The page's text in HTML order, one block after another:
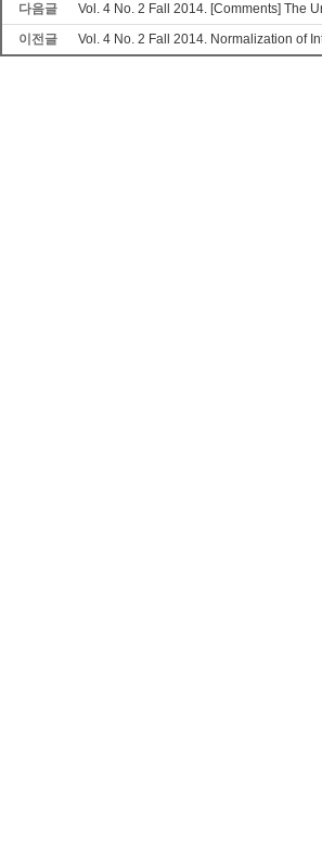
다음글
Vol. 4 No. 2 Fall 2014. [Comments] The
이전글
Vol. 4 No. 2 Fall 2014. Normalization of